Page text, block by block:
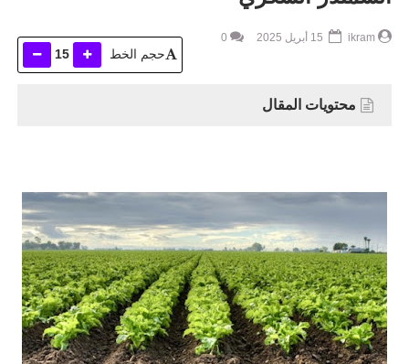
ikram
0
حجم الخط 15
محتويات المقال